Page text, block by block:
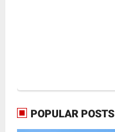
POPULAR POSTS